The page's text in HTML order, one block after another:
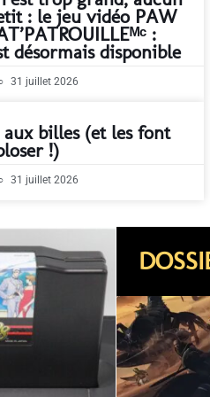
: le jeu vidéo PAW
:
désormais disponible
31 juillet 2026
billes (et les font
!)
31 juillet 2026
JEUX